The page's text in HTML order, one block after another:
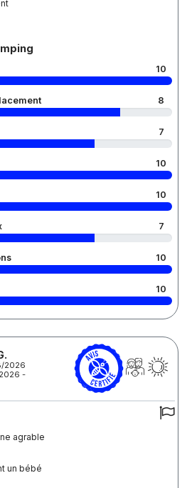
10
8
7
10
10
7
10
10
2026
-
agrable
un bébé